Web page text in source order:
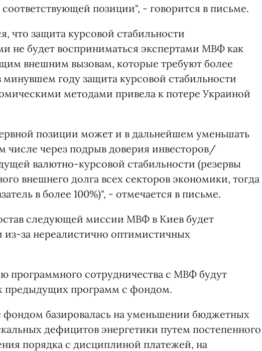
позиции", - говорится в письме.
что защита курсовой стабильности
не будет восприниматься экспертами МВФ как
внешним вызовам, которые требуют более
году защита курсовой стабильности
методами привела к потере Украиной
позиции может и в дальнейшем уменьшать
числе через подрыв доверия инвесторов/
валютно-курсовой стабильности (резервы
внешнего долга всех секторов экономики, тогда
в более 100%)", - отмечается в письме.
следующей миссии МВФ в Киев будет
из-за нереалистично оптимистичных
программного сотрудничества с МВФ будут
предыдущих программ с фондом.
базировалась на уменьшении бюджетных
дефицитов энергетики путем постепенного
порядка с дисциплиной платежей, на